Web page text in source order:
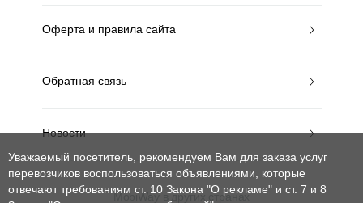
Оферта и правила сайта
Обратная связь
Новости
MobiWay в других странах
Уважаемый посетитель, рекомендуем Вам для заказа услуг
перевозчиков воспользоваться объявлениями, которые
отвечают требованиям ст. 10 Закона "О рекламе" и ст. 7 и 8